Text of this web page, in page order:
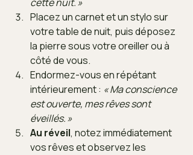
cette nuit. »
Placez un carnet et un stylo sur
votre table de nuit, puis déposez
la pierre sous votre oreiller ou à
côté de vous.
Endormez-vous en répétant
intérieurement : « Ma conscience
est ouverte, mes rêves sont
éveillés. »
Au réveil, notez immédiatement
vos rêves et observez les